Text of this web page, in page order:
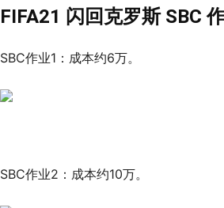
FIFA21 闪回克罗斯 SBC
SBC作业1：成本约6万。
SBC作业2：成本约10万。